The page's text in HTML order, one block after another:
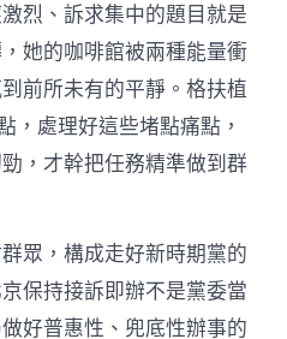
烈、訴求集中的題目就是
她的咖啡館被兩種能量衝
前所未有的平靜。格扶植
，處理好這些堵點痛點，
，才幹把任務精準做到群
眾，構成走好新時期黨的
保持接訴即辦不是黨委當
好普惠性、兜底性辦事的